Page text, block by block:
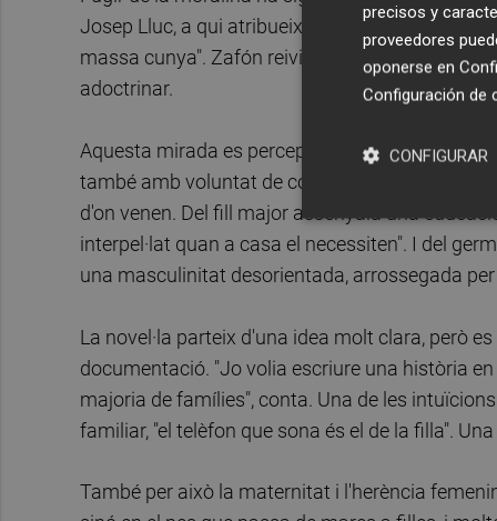
Josep Lluc, a qui atribueix haver-la ajudada a
massa cunya". Zafón reivindica així una
adoctrinar.
Aquesta mirada es percep també en la
també amb voluntat de comprensió. "Totes
d'on venen. Del fill major assenyala una
interpel·lat quan a casa el necessiten". I del
una masculinitat desorientada, arrossegada
La novel·la parteix d'una idea molt clara, però
documentació. "Jo volia escriure una història
majoria de famílies", conta. Una de les
familiar, "el telèfon que sona és el de la filla".
També per això la maternitat i l'herència
precisos y
proveedores
oponerse en
Configuración de
CONFIGURAR